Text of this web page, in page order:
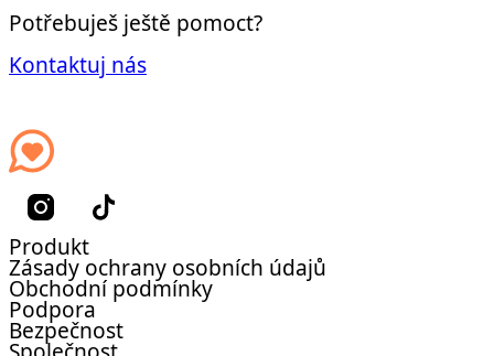
Potřebuješ ještě pomoct?
Kontaktuj nás
Produkt
Zásady ochrany osobních údajů
Obchodní podmínky
Podpora
Bezpečnost